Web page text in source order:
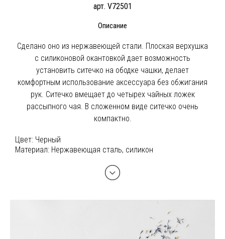
арт. V72501
Описание
Сделано оно из нержавеющей стали. Плоская верхушка
с силиконовой окантовкой дает возможность
установить ситечко на ободке чашки, делает
комфортным использование аксессуара без обжигания
рук. Ситечко вмещает до четырех чайных ложек
рассыпного чая. В сложенном виде ситечко очень
компактно.
Цвет: Черный
Материал: Нержавеющая сталь, силикон